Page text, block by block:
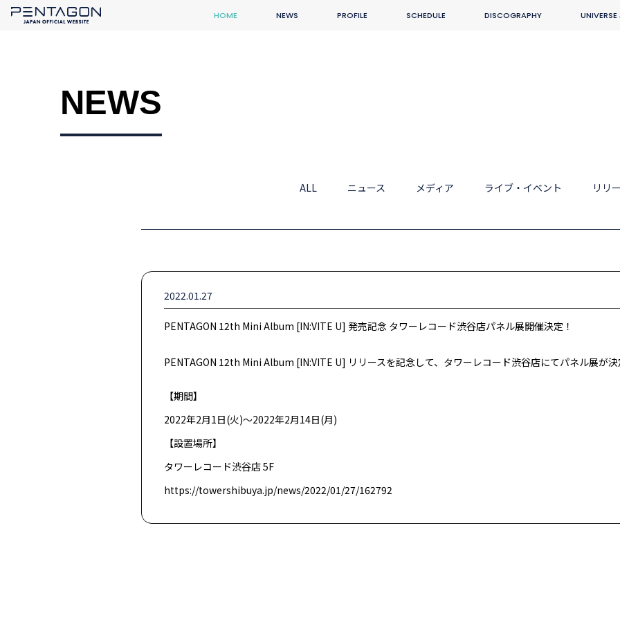
HOME NEWS PROFILE SCHEDULE DISCOGRAPHY
NEWS
ALL ニュース メディア ライブ・イベント リリ
2022.01.27
PENTAGON 12th Mini Album [IN:VITE U] 発売記念 タワーレコード渋谷店パネル展開催決定！
PENTAGON 12th Mini Album [IN:VITE U] リリースを記念して、タワーレコード渋谷店にてパネル展が決
【期間】
2022年2月1日(火)～2022年2月14日(月)
【設置場所】
タワーレコード渋谷店 5F
https://towershibuya.jp/news/2022/01/27/162792